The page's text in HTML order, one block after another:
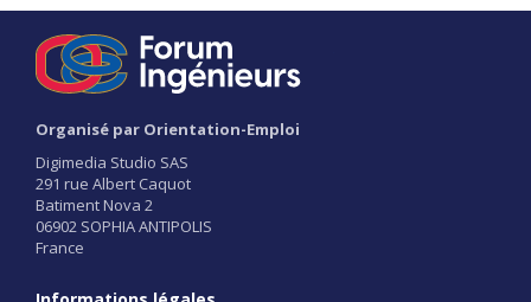
Organisé par Orientation-Emploi
Digimedia Studio SAS
291 rue Albert Caquot
Batiment Nova 2
06902 SOPHIA ANTIPOLIS
France